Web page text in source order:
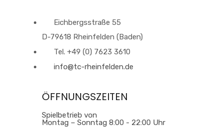
Eichbergsstraße 55
D-79618 Rheinfelden (Baden)
Tel. +49 (0) 7623 3610
info@tc-rheinfelden.de
ÖFFNUNGSZEITEN
Spielbetrieb von
Montag – Sonntag 8:00 - 22:00 Uhr